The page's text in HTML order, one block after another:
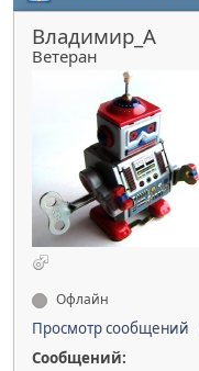
Владимир_А
Ветеран
Офлайн
Просмотр сообщений
Сообщений: